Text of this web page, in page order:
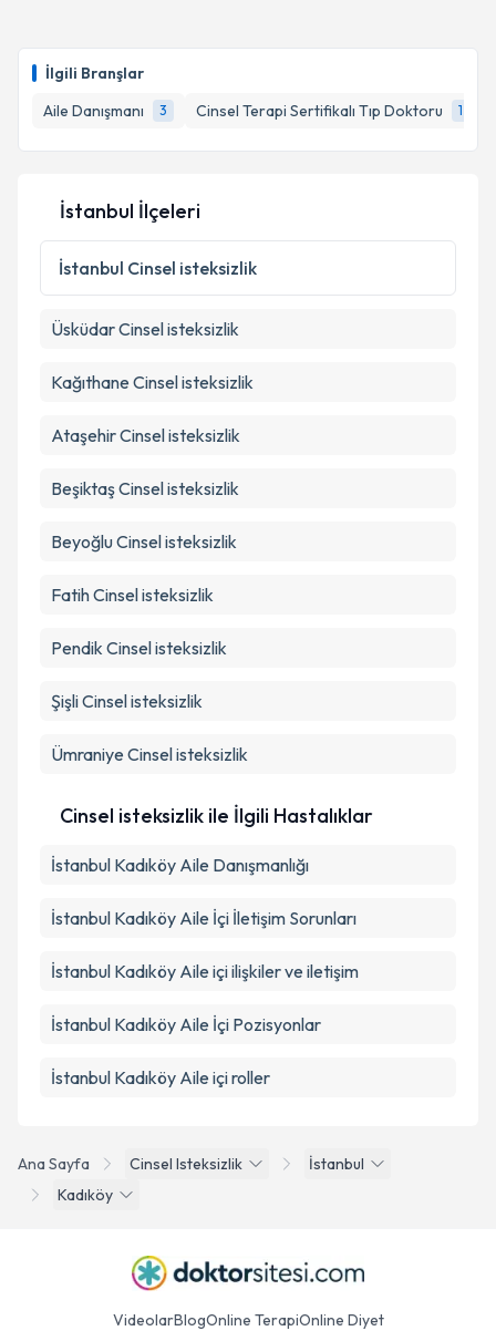
İlgili Branşlar
Aile Danışmanı
3 Cinsel Terapi Sertifikalı Tıp Doktoru 1
posta ile bilgilendireceğiz.
E-posta Adresiniz
Kişisel verilerimin işlenmesine ilişkin
Metni'ni okudum ve kişisel verilerimin belirtilen
kapsamda işlenmesini kabul ediyorum.
Takvim Talebini Gönder
Ana Sayfa Cinsel Isteksizlik
İstanbul
Kadıköy
İstanbul İlçeleri
İstanbul Cinsel isteksizlik
ÜsküdarCinsel isteksizlik
Kağıthane Cinsel isteksizlik
AtaşehirCinsel isteksizlik
BeşiktaşCinsel isteksizlik
BeyoğluCinsel isteksizlik
FatihCinsel isteksizlik
Pendik Cinsel isteksizlik
ŞişliCinsel isteksizlik
Ümraniye Cinsel isteksizlik
Cinsel isteksizlik ile İlgili Hastalıklar
İstanbul Kadıköy Aile Danışmanlığı
İstanbul Kadıköy Aile İçi İletişim Sorunları
İstanbul Kadıköy Aile içi ilişkiler ve iletişim
İstanbul Kadıköy Aile İçi Pozisyonlar
İstanbul Kadıköy Aile içi roller
VideolarBlogOnline TerapiOnline Diyet